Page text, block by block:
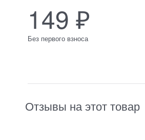
149 ₽
Без первого взноса
Отзывы на этот товар